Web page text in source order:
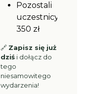
Pozostali
uczestnicy:
350 zł
🔗 Zapisz się już
dziś i dołącz do
tego
niesamowitego
wydarzenia!